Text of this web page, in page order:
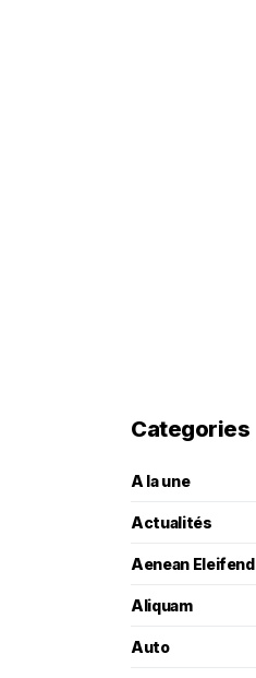
Categories
A la une
Actualités
Aenean Eleifend
Aliquam
Auto